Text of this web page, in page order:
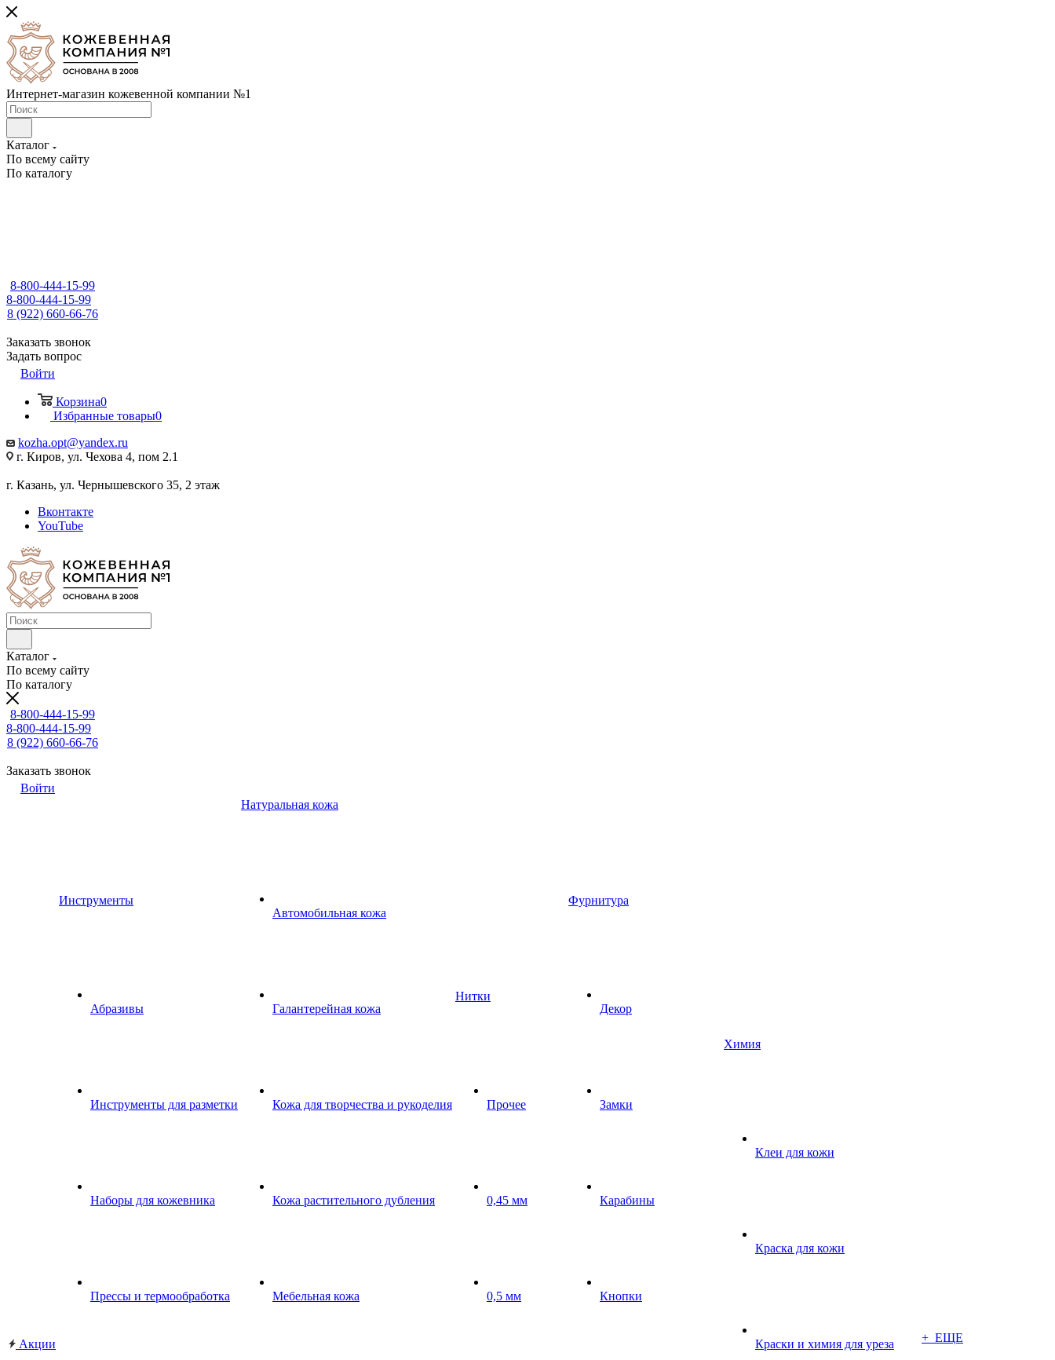
Интернет-магазин кожевенной компании №1
Каталог
По всему сайту
По каталогу
8-800-444-15-99
8-800-444-15-99
8 (922) 660-66-76
Заказать звонок
Задать вопрос
Войти
Корзина0
Избранные товары0
kozha.opt@yandex.ru
г. Киров, ул. Чехова 4, пом 2.1
г. Казань, ул. Чернышевского 35, 2 этаж
Вконтакте
YouTube
Каталог
По всему сайту
По каталогу
8-800-444-15-99
8-800-444-15-99
8 (922) 660-66-76
Заказать звонок
Войти
Акции
Инструменты
Абразивы
Инструменты для разметки
Наборы для кожевника
Прессы и термообработка
Натуральная кожа
Автомобильная кожа
Галантерейная кожа
Кожа для творчества и рукоделия
Кожа растительного дубления
Мебельная кожа
Нитки
Прочее
0,45 мм
0,5 мм
Фурнитура
Декор
Замки
Карабины
Кнопки
Химия
Клеи для кожи
Краска для кожи
Краски и химия для уреза + ЕЩЕ